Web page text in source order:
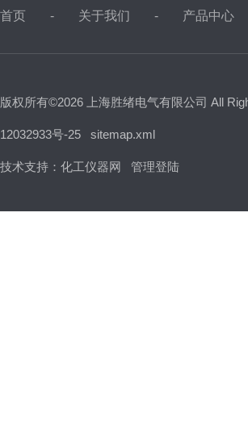
首页 关于我们 产品中心
版权所有©2026 上海胜绪电气有限公司 All
12032933号-25 sitemap.xml
技术支持： 化工仪器网 管理登陆